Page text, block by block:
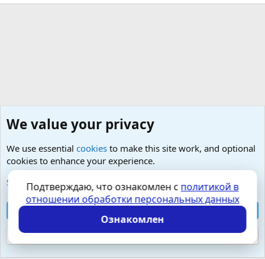
Добро пожаловать на чашечку чего-сами-знаете :)
Cookies
Russian (RU)
Условия и правила
Политика конфиденциальности
Помощь
S
S
Локализация отXenForo.Info
We value your privacy
We use essential cookies to make this site work, and optional
cookies to enhance your experience.
See further information and configure your preferences
Reject optional cookies
Подтверждаю, что ознакомлен с политикой в
отношении обработки персональных данных
Ознакомлен